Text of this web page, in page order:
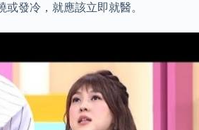
發冷，就應該立即就醫。